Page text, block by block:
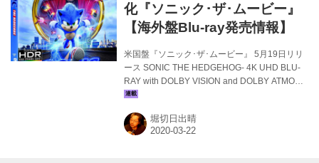
低遅延、高い接続維持性能を実現する。 さら
に、iPhoneやAndroid端...
化『ソニック･ザ･ムービー』
【海外盤Blu-ray発売情報】
米国盤『ソニック･ザ･ムービー』 5月19日リリ
ース SONIC THE HEDGEHOG- 4K UHD BLU-
RAY with DOLBY VISION and DOLBY ATMOS
地球にやって来た超音速のハリネズミ“ソニッ
ひょんなことから保安官の若者と出会い、悪の
天才科学者の恐るべき野望の阻止に立ち上が
堀切日出晴